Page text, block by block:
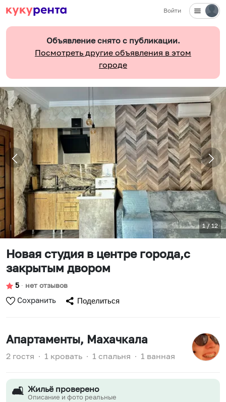
Войти
Объявление снято с публикации.
Посмотреть другие объявления в этом
городе
1/12
Новая студия в центре города,с
закрытым двором
5 ∙ нет отзывов
Сохранить Поделиться
Апартаменты, Махачкала
2 гостя ∙ 1 кровать ∙ 1 спальня ∙ 1 ванная
🛋️ Жильё проверено
Описание и фото реальные